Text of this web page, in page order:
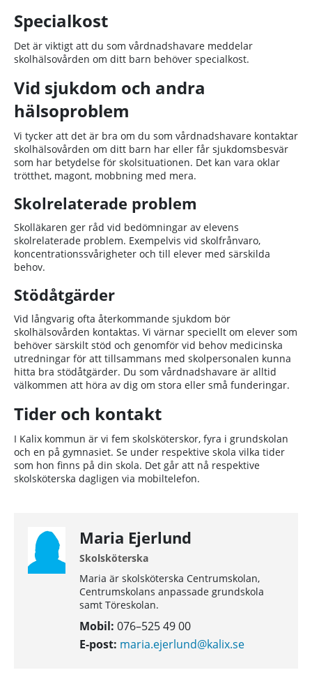
Specialkost
Det är viktigt att du som vårdnadshavare meddelar
skolhälsovården om ditt barn behöver specialkost.
Vid sjukdom och andra
hälsoproblem
Vi tycker att det är bra om du som vårdnadshavare kontaktar
skolhälsovården om ditt barn har eller får sjukdomsbesvär
som har betydelse för skolsituationen. Det kan vara oklar
trötthet, magont, mobbning med mera.
Skolrelaterade problem
Skolläkaren ger råd vid bedömningar av elevens
skolrelaterade problem. Exempelvis vid skolfrånvaro,
koncentrationssvårigheter och till elever med särskilda
behov.
Stödåtgärder
Vid långvarig ofta återkommande sjukdom bör
skolhälsovården kontaktas. Vi värnar speciellt om elever som
behöver särskilt stöd och genomför vid behov medicinska
utredningar för att tillsammans med skolpersonalen kunna
hitta bra stödåtgärder. Du som vårdnadshavare är alltid
välkommen att höra av dig om stora eller små funderingar.
Tider och kontakt
I Kalix kommun är vi fem skolsköterskor, fyra i grundskolan
och en på gymnasiet. Se under respektive skola vilka tider
som hon finns på din skola. Det går att nå respektive
skolsköterska dagligen via mobiltelefon.
Maria Ejerlund
Skolsköterska
Maria är skolsköterska Centrumskolan,
Centrumskolans anpassade grundskola
samt Töreskolan.
Mobil: 076–525 49 00
E-post: maria.ejerlund@kalix.se